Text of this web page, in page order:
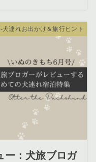
犬連れお出かけ＆旅行ヒント
ー：犬旅ブロガ